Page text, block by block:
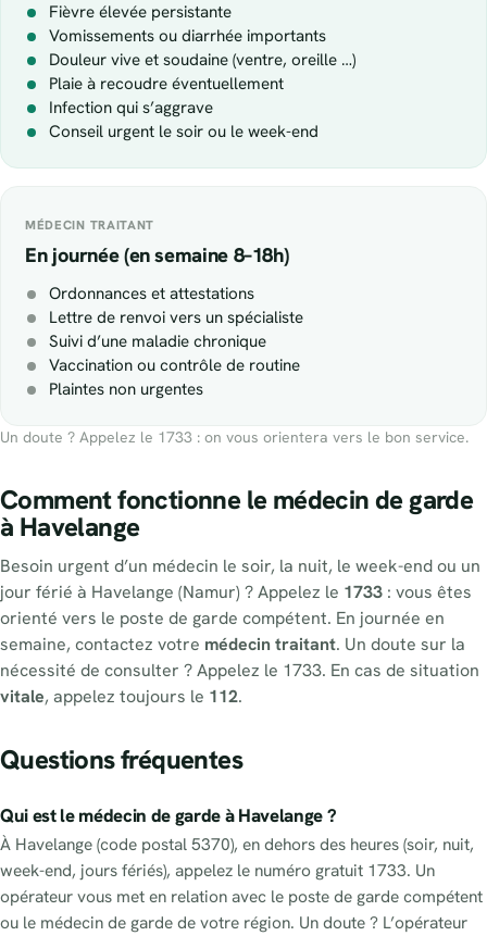
Fièvre élevée persistante
Vomissements ou diarrhée importants
Douleur vive et soudaine (ventre, oreille …)
Plaie à recoudre éventuellement
Infection qui s’aggrave
Conseil urgent le soir ou le week-end
MÉDECIN TRAITANT
En journée (en semaine 8–18h)
Ordonnances et attestations
Lettre de renvoi vers un spécialiste
Suivi d’une maladie chronique
Vaccination ou contrôle de routine
Plaintes non urgentes
Un doute ? Appelez le 1733 : on vous orientera vers le bon service.
Comment fonctionne le médecin de garde
à Havelange
Besoin urgent d’un médecin le soir, la nuit, le week-end ou un
jour férié à Havelange (Namur) ? Appelez le 1733 : vous êtes
orienté vers le poste de garde compétent. En journée en
semaine, contactez votre médecin traitant. Un doute sur la
nécessité de consulter ? Appelez le 1733. En cas de situation
vitale, appelez toujours le 112.
Questions fréquentes
Qui est le médecin de garde à Havelange ?
À Havelange (code postal 5370), en dehors des heures (soir, nuit,
week-end, jours fériés), appelez le numéro gratuit 1733. Un
opérateur vous met en relation avec le poste de garde compétent
ou le médecin de garde de votre région. Un doute ? L’opérateur